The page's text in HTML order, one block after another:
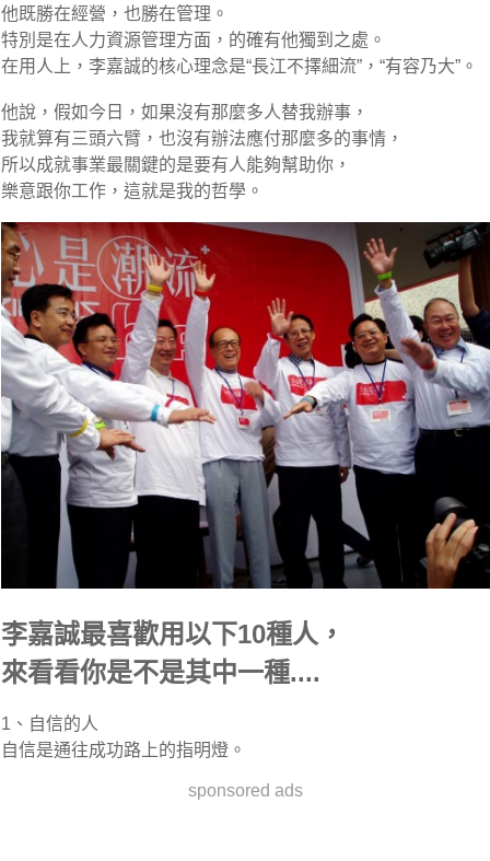
他既勝在經營，也勝在管理。
特別是在人力資源管理方面，的確有他獨到之處。
在用人上，李嘉誠的核心理念是“長江不擇細流”，“有容乃大”。
他說，假如今日，如果沒有那麼多人替我辦事，
我就算有三頭六臂，也沒有辦法應付那麼多的事情，
所以成就事業最關鍵的是要有人能夠幫助你，
樂意跟你工作，這就是我的哲學。
李嘉誠最喜歡用以下10種人，
來看看你是不是其中一種....
1、自信的人
自信是通往成功路上的指明燈。
sponsored ads